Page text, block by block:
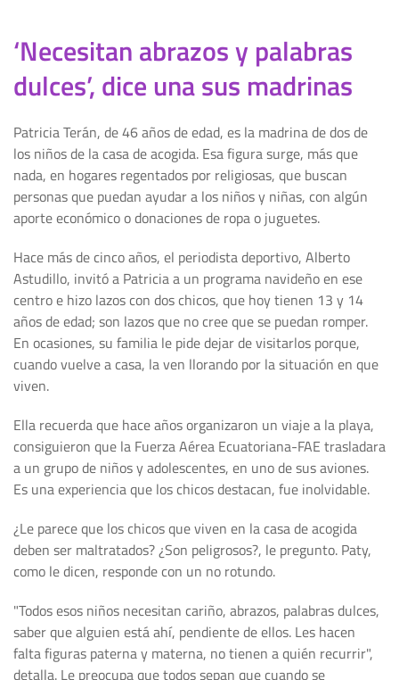
‘Necesitan abrazos y palabras
dulces’, dice una sus madrinas
Patricia Terán, de 46 años de edad, es la madrina de dos de
los niños de la casa de acogida. Esa figura surge, más que
nada, en hogares regentados por religiosas, que buscan
personas que puedan ayudar a los niños y niñas, con algún
aporte económico o donaciones de ropa o juguetes.
Hace más de cinco años, el periodista deportivo, Alberto
Astudillo, invitó a Patricia a un programa navideño en ese
centro e hizo lazos con dos chicos, que hoy tienen 13 y 14
años de edad; son lazos que no cree que se puedan romper.
En ocasiones, su familia le pide dejar de visitarlos porque,
cuando vuelve a casa, la ven llorando por la situación en que
viven.
Ella recuerda que hace años organizaron un viaje a la playa,
consiguieron que la Fuerza Aérea Ecuatoriana-FAE trasladara
a un grupo de niños y adolescentes, en uno de sus aviones.
Es una experiencia que los chicos destacan, fue inolvidable.
¿Le parece que los chicos que viven en la casa de acogida
deben ser maltratados? ¿Son peligrosos?, le pregunto. Paty,
como le dicen, responde con un no rotundo.
"Todos esos niños necesitan cariño, abrazos, palabras dulces,
saber que alguien está ahí, pendiente de ellos. Les hacen
falta figuras paterna y materna, no tienen a quién recurrir",
detalla. Le preocupa que todos sepan que cuando se